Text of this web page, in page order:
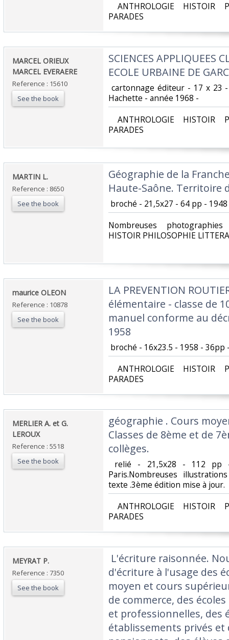
ANTHROLOGIE HISTOIR
PARADES‎
‎MARCEL ORIEUX
MARCEL EVERAERE‎
Reference : 15610
See the book
‎SCIENCES APPLIQUEES
ECOLE URBAINE DE
cartonnage éditeur - 17 x 23
Hachette - année 1968 - ‎
ANTHROLOGIE HISTOIR
PARADES‎
‎MARTIN L.‎
Reference : 8650
See the book
‎Géographie de la
Haute-Saône. Territoire
broché - 21,5x27 - 64 pp -
‎Nombreuses
HISTOIR PHILOSOPHIE
‎maurice OLEON‎
Reference : 10878
See the book
‎LA PREVENTION
élémentaire - classe de
manuel conforme au
1958‎
broché - 16x23.5 - 1958 - 36pp
ANTHROLOGIE HISTOIR
PARADES‎
‎MERLIER A. et G.
LEROUX‎
Reference : 5518
See the book
‎géographie . Cours
Classes de 8ème et de
collèges.‎
relié - 21,5x28 - 112 pp
Paris.Nombreuses
texte .3ème édition mise à jour.‎
ANTHROLOGIE HISTOIR
PARADES‎
‎MEYRAT P. ‎
Reference : 7350
See the book
L'écriture raisonnée.
d'écriture à l'usage des
moyen et cours
de commerce, des
et professionnelles, des
établissements privés et